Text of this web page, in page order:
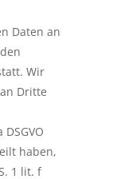
Daten an
Wir
Dritte
haben,
1 lit. f